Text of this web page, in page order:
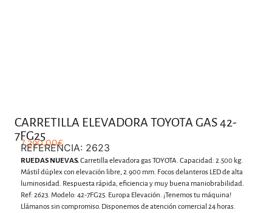
CARRETILLA ELEVADORA TOYOTA GAS 42-
7FG25
7.390,00€
REFERENCIA: 2623
RUEDAS NUEVAS.Carretilla elevadora gas TOYOTA. Capacidad: 2.500 kg.
Mástil dúplex con elevación libre, 2.900 mm. Focos delanteros LED de alta
luminosidad. Respuesta rápida, eficiencia y muy buena maniobrabilidad.
Ref: 2623. Modelo: 42-7FG25. Europa Elevación. ¡Tenemos tu máquina!
Llámanos sin compromiso. Disponemos de atención comercial 24 horas.